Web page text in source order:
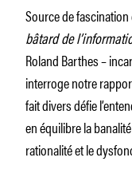
Source de
bâtard de
Roland Barthes –
interroge notre
fait divers défie
en équilibre la
rationalité et le